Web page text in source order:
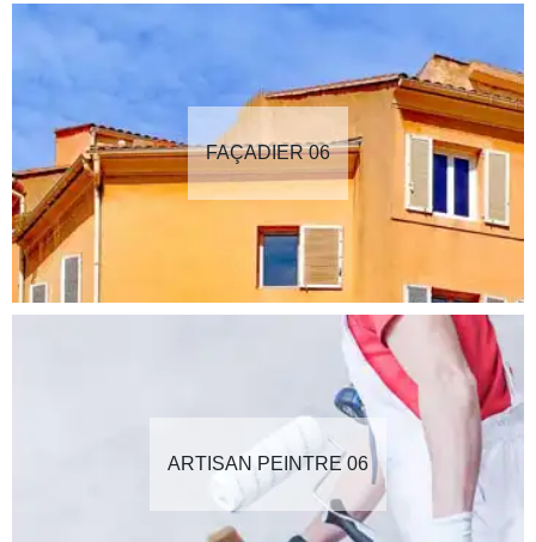
FAÇADIER 06
ARTISAN PEINTRE 06